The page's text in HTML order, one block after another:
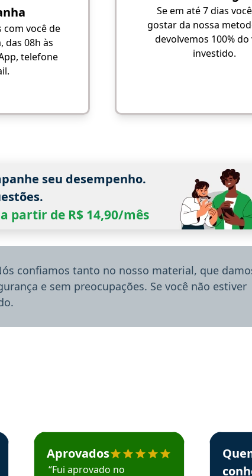
com você de
das 08h às
telefone
Se em até 7 dias
gostar da nossa
devolvemos 100%
investido.
seu desempenho.
a partir de R$ 14,90/mês
confiamos tanto no nosso material, que
e sem preocupações. Se você não estiver
Concursos em depoimento
Estudante Mário recomenda o Aprova Concursos em
Aprovados
“Fui aprovado no